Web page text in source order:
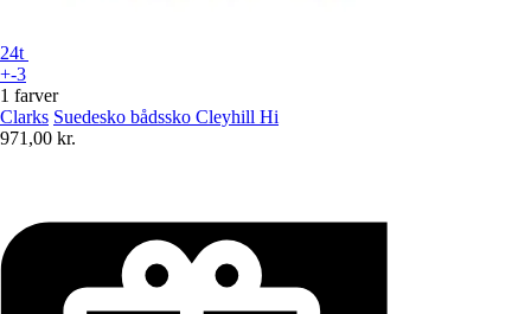
24t
+-3
1 farver
Clarks Suedesko bådssko Cleyhill Hi
971,00 kr.